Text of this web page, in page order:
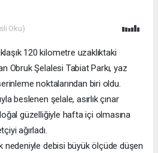
Oku)
120 kilometre uzaklıktaki
Obruk Şelalesi Tabiat Parkı, yaz
noktalarından biri oldu.
beslenen şelale, asırlık çınar
güzelliğiyle hafta içi olmasına
ağırladı.
nedeniyle debisi büyük ölçüde düşen